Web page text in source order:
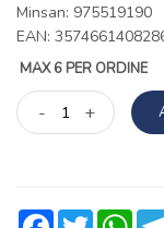
Minsan: 975519190
EAN:
MAX 6 PER ORDINE
- +
FacebookTwitter